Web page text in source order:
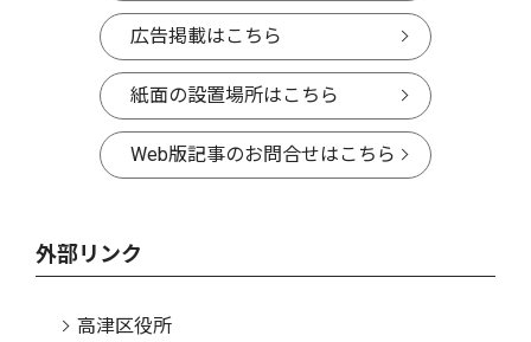
広告掲載はこちら
紙面の設置場所はこちら
Web版記事のお問合せはこちら
外部リンク
高津区役所